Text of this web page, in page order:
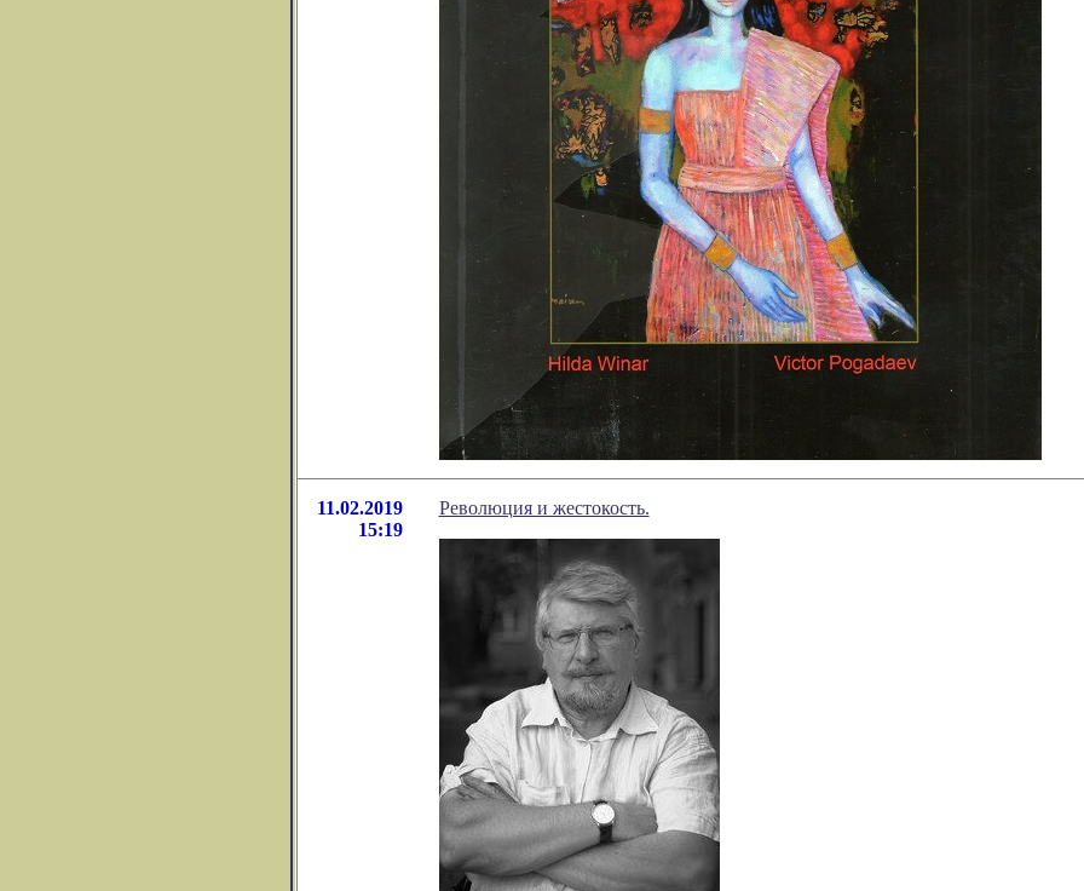
11.02.2019
15:19
Революция и жестокость.